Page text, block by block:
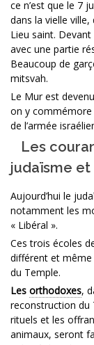
ce n’est que le 7
dans la vielle
Lieu saint.
avec une partie
Beaucoup de
mitsvah.
Le Mur est
on y commémore
de l’armée
Les
judaïsme et
Aujourd’hui le
notamment les
« Libéral ».
Ces trois écoles
différent et
du Temple.
Les orthodoxes,
reconstruction du
rituels et les
animaux, seront